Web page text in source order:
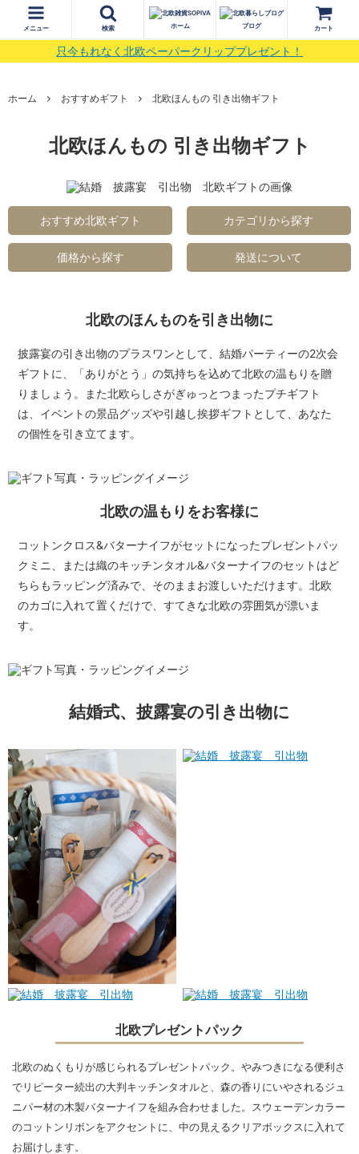
只今もれなく北欧ペーパークリッププレゼント！
メニュー 検索 ホーム ブログ カート
ホーム おすすめギフト 北欧ほんもの 引き出物ギフト
北欧ほんもの 引き出物ギフト
おすすめ北欧ギフト カテゴリから探す
価格から探す 発送について
北欧のほんものを引き出物に
披露宴の引き出物のプラスワンとして、結婚パーティーの2次会
ギフトに、「ありがとう」の気持ちを込めて北欧の温もりを贈
りましょう。また北欧らしさがぎゅっとつまったプチギフト
は、イベントの景品グッズや引越し挨拶ギフトとして、あなた
の個性を引き立てます。
北欧の温もりをお客様に
コットンクロス&バターナイフがセットになったプレゼントパッ
クミニ、または織のキッチンタオル&バターナイフのセットはど
ちらもラッピング済みで、そのままお渡しいただけます。北欧
のカゴに入れて置くだけで、すてきな北欧の雰囲気が漂いま
す。
結婚式、披露宴の引き出物に
北欧プレゼントパック
北欧のぬくもりが感じられるプレゼントパック。やみつきになる便利さ
でリピーター続出の大判キッチンタオルと、森の香りにいやされるジュ
ニパー材の木製バターナイフを組み合わせました。スウェーデンカラー
のコットンリボンをアクセントに、中の見えるクリアボックスに入れて
お届けします。